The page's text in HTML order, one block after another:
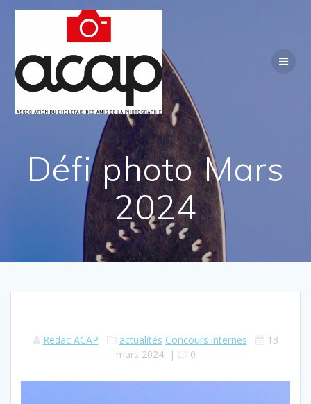
Passer
Défi photo Mars
2024
Redac ACAP actualités Concours internes
13
mars 2024| 0